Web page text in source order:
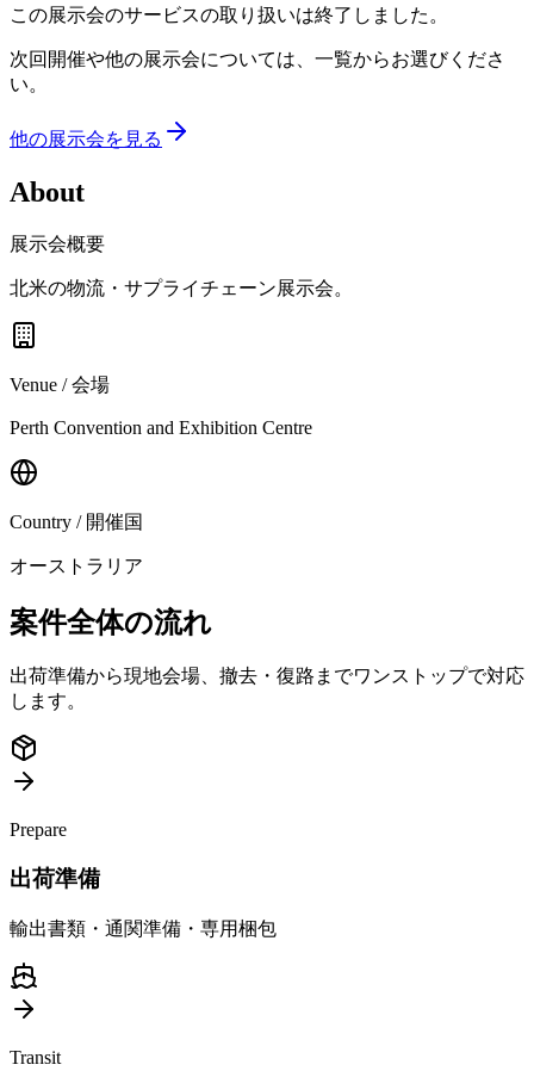
この展示会のサービスの取り扱いは終了しました。
次回開催や他の展示会については、一覧からお選びくださ
い。
他の展示会を見る
About
展示会概要
北米の物流・サプライチェーン展示会。
Venue / 会場
Perth Convention and Exhibition Centre
Country / 開催国
オーストラリア
案件全体の流れ
出荷準備から現地会場、撤去・復路までワンストップで対応
します。
Prepare
出荷準備
輸出書類・通関準備・専用梱包
Transit